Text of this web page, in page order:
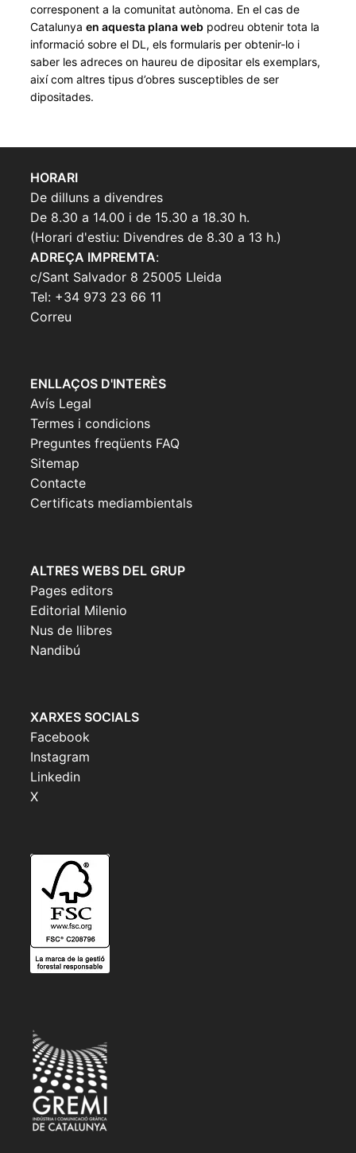
corresponent a la comunitat autònoma. En el cas de
Catalunya en aquesta plana webpodreu obtenir tota la
informació sobre el DL, els formularis per obtenir-lo i
saber les adreces on haureu de dipositar els exemplars,
així com altres tipus d’obres susceptibles de ser
dipositades.
HORARI
De dilluns a divendres
De 8.30 a 14.00 i de 15.30 a 18.30 h.
(Horari d'estiu: Divendres de 8.30 a 13 h.)
ADREÇA IMPREMTA:
c/Sant Salvador 8 25005 Lleida
Tel: +34 973 23 66 11
Correu
ENLLAÇOS D'INTERÈS
Avís Legal
Termes i condicions
Preguntes freqüents FAQ
Sitemap
Contacte
Certificats mediambientals
ALTRES WEBS DEL GRUP
Pages editors
Editorial Milenio
Nus de llibres
Nandibú
XARXES SOCIALS
Facebook
Instagram
Linkedin
X